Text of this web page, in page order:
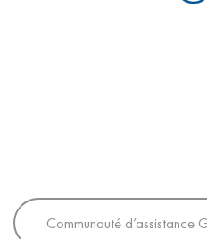
Communauté d’assistance